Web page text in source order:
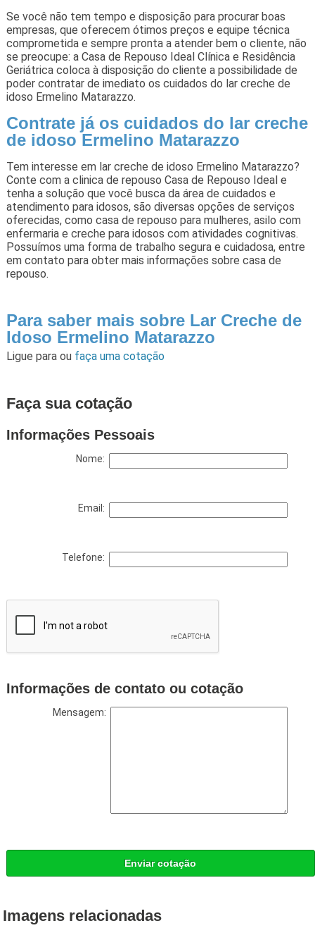
Se você não tem tempo e disposição para procurar boas
empresas, que oferecem ótimos preços e equipe técnica
comprometida e sempre pronta a atender bem o cliente, não
se preocupe: a Casa de Repouso Ideal Clínica e Residência
Geriátrica coloca à disposição do cliente a possibilidade de
poder contratar de imediato os cuidados do lar creche de
idoso Ermelino Matarazzo.
Contrate já os cuidados do lar creche
de idoso Ermelino Matarazzo
Tem interesse em lar creche de idoso Ermelino Matarazzo?
Conte com a clinica de repouso Casa de Repouso Ideal e
tenha a solução que você busca da área de cuidados e
atendimento para idosos, são diversas opções de serviços
oferecidas, como casa de repouso para mulheres, asilo com
enfermaria e creche para idosos com atividades cognitivas.
Possuímos uma forma de trabalho segura e cuidadosa, entre
em contato para obter mais informações sobre casa de
repouso.
Para saber mais sobre Lar Creche de
Idoso Ermelino Matarazzo
Ligue para ou faça uma cotação
Faça sua cotação
Informações Pessoais
Nome:
Email:
Telefone:
Informações de contato ou cotação
Mensagem:
Enviar cotação
Imagens relacionadas